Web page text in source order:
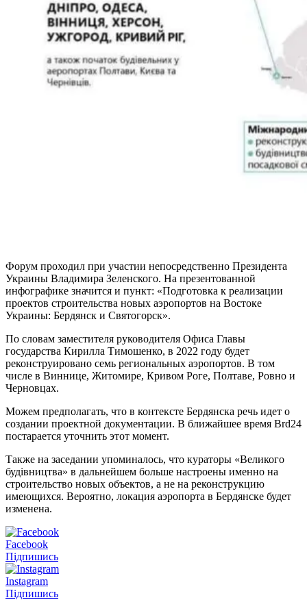
Форум проходил при участии непосредственно Президента
Украины Владимира Зеленского. На презентованной
инфографике значится и пункт: «Подготовка к реализации
проектов строительства новых аэропортов на Востоке
Украины: Бердянск и Святогорск».
По словам заместителя руководителя Офиса Главы
государства Кирилла Тимошенко, в 2022 году будет
реконструировано семь региональных аэропортов. В том
числе в Виннице, Житомире, Кривом Роге, Полтаве, Ровно и
Черновцах.
Можем предполагать, что в контексте Бердянска речь идет о
создании проектной документации. В ближайшее время Brd24
постарается уточнить этот момент.
Также на заседании упоминалось, что кураторы «Великого
будівництва» в дальнейшем больше настроены именно на
строительство новых объектов, а не на реконструкцию
имеющихся. Вероятно, локация аэропорта в Бердянске будет
изменена.
Facebook
Підпишись
Instagram
Підпишись